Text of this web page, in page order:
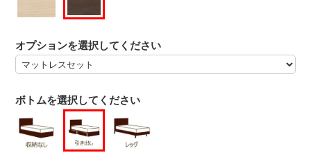
オプションを選択してください
ボトムを選択してください